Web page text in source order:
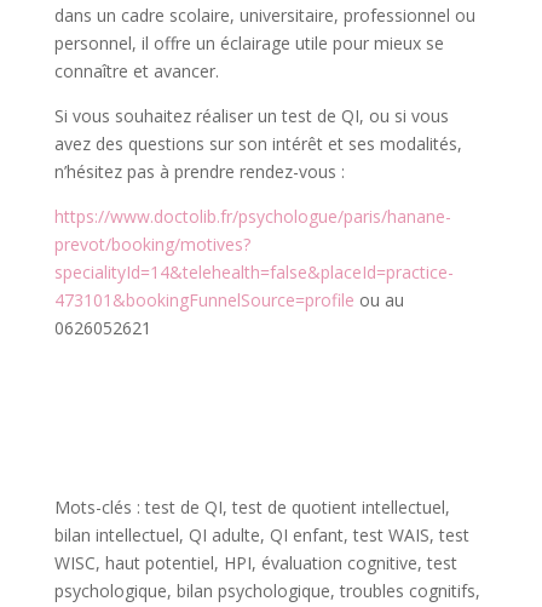
dans un cadre scolaire, universitaire, professionnel ou
personnel, il offre un éclairage utile pour mieux se
connaître et avancer.
Si vous souhaitez réaliser un test de QI, ou si vous
avez des questions sur son intérêt et ses modalités,
n’hésitez pas à prendre rendez-vous :
https://www.doctolib.fr/psychologue/paris/hanane-
prevot/booking/motives?
specialityId=14&telehealth=false&placeId=practice-
473101&bookingFunnelSource=profile ou au
0626052621
Mots-clés : test de QI, test de quotient intellectuel,
bilan intellectuel, QI adulte, QI enfant, test WAIS, test
WISC, haut potentiel, HPI, évaluation cognitive, test
psychologique, bilan psychologique, troubles cognitifs,